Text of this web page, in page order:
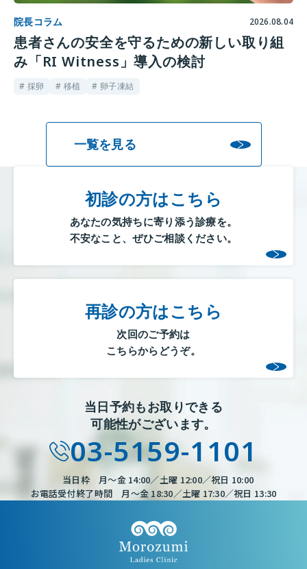
院長コラム 2026.08.04
患者さんの安全を守るための新しい取り組
み「RI Witness」導入の検討
# 採卵 # 移植 # 卵子凍結
一覧を見る
初診の方はこちら
あなたの気持ちに寄り添う診療を。
不安なこと、ぜひご相談ください。
再診の方はこちら
次回のご予約は
こちらからどうぞ。
当日予約もお取りできる
可能性がございます。
03-5159-1101
当日枠 月～金 14:00／土曜 12:00／祝日 10:00
お電話受付終了時間 月～金 18:30／土曜 17:30／祝日 13:30